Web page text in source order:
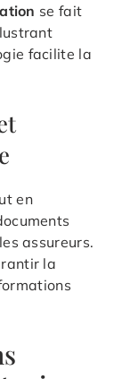
se fait
facilite la
en
assureurs.
la